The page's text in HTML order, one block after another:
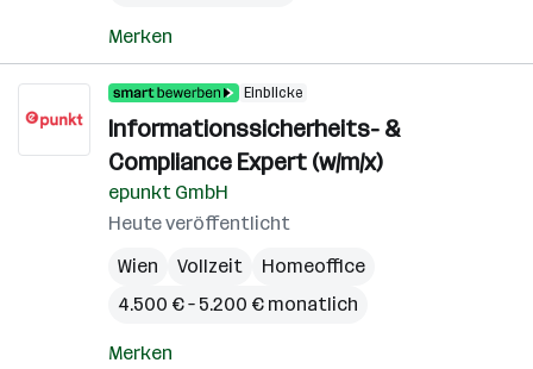
Merken
Einblicke
Informationssicherheits- &
Compliance Expert (w/m/x)
epunkt GmbH
Heute veröffentlicht
Wien
Vollzeit
Homeoffice
4.500 € – 5.200 € monatlich
Merken